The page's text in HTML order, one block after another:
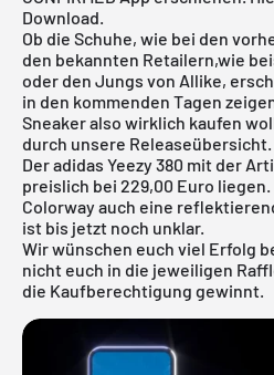
Download.
Ob die Schuhe, wie bei den
den bekannten Retailern,wie
oder den Jungs von Allike,
in den kommenden Tagen
Sneaker also wirklich kaufen
durch unsere Releaseübersicht.
Der adidas Yeezy 380 mit der
preislich bei 229,00 Euro liegen.
Colorway auch eine
ist bis jetzt noch unklar.
Wir wünschen euch viel Erfolg
nicht euch in die jeweiligen
die Kaufberechtigung gewinnt.